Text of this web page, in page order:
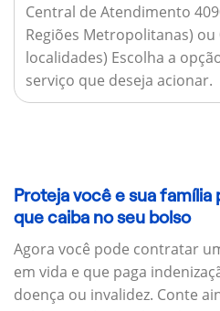
Central de Atendimento
Regiões Metropolitanas) ou
localidades) Escolha a
serviço que deseja acionar.
Proteja você e sua
que caiba no seu bolso
Agora você pode contratar
em vida e que paga
doença ou invalidez. Conte